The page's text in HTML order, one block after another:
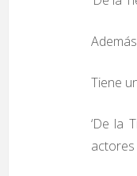
Tiene
‘De la
actores